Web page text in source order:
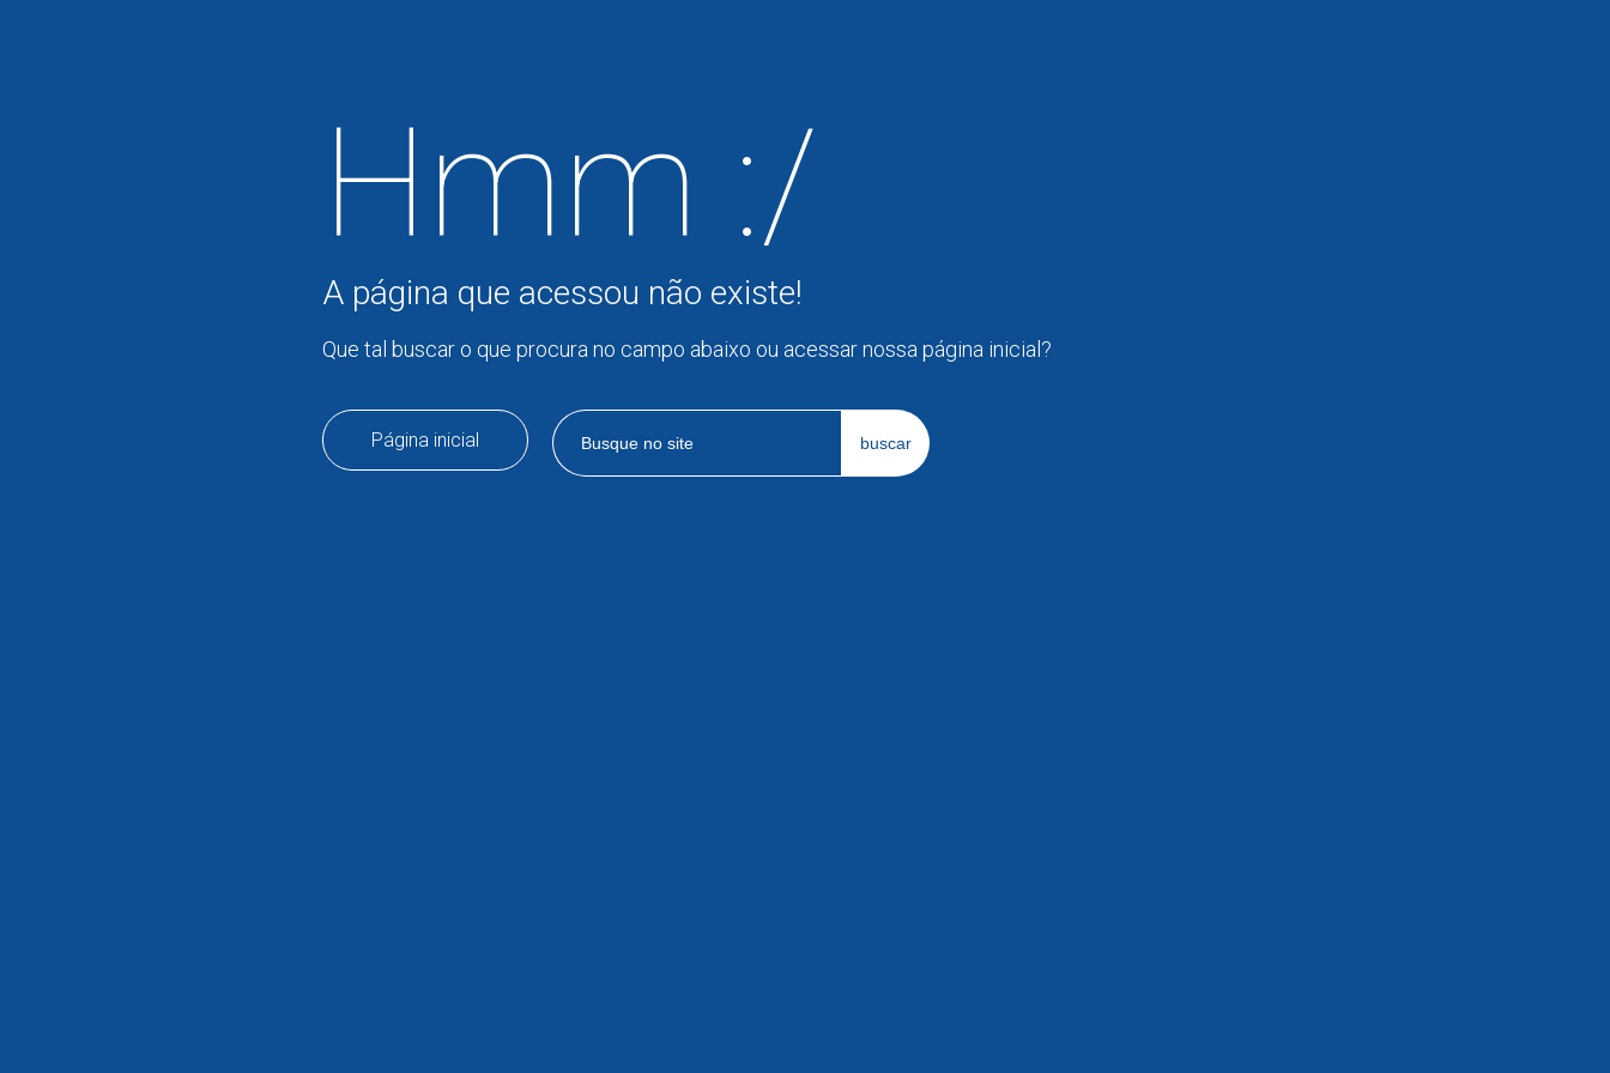
Hmm :/
A página que acessou não existe!
Que tal buscar o que procura no campo abaixo ou acessar nossa página inicial?
Página inicial